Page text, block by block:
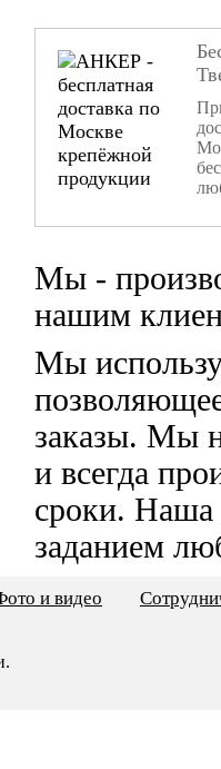
Мы -
нашим
Мы
заказы. Мы
и всегда
сроки. Наша
заданием
и видео